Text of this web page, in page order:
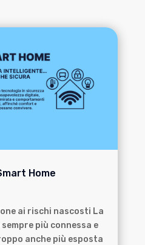
Home
ai rischi nascosti La
più connessa e
anche più esposta